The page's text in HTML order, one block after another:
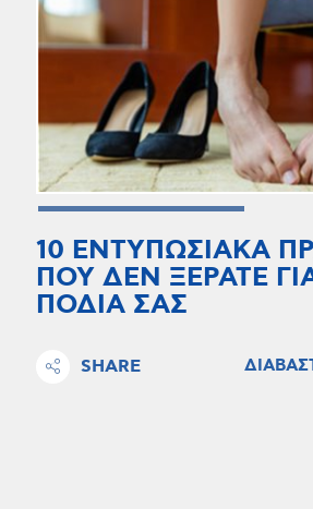
10 ΕΝΤΥΠΩΣΙΑΚΑ
ΠΟΥ ΔΕΝ ΞΕΡΑΤΕ
ΠΟΔΙΑ ΣΑΣ
SHARE